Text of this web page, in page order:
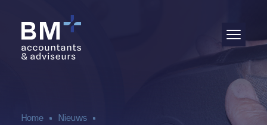
Home
Nieuws
Administratie